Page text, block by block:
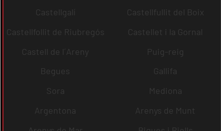
Castellgalí
Castellfullit del Boix
Castellfollit de Riubregós
Castellet i la Gornal
Castell de l´Areny
Puig-reig
Begues
Gallifa
Sora
Mediona
Argentona
Arenys de Munt